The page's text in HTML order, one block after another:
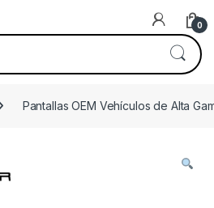
0
Pantallas OEM Vehículos de Alta